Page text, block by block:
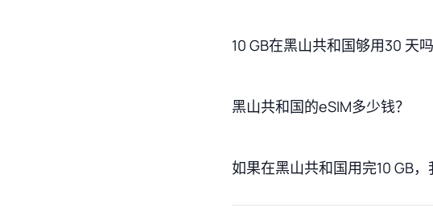
10 GB在黑山共和国够用30 天吗
黑山共和国的eSIM多少钱？
如果在黑山共和国用完10 GB，